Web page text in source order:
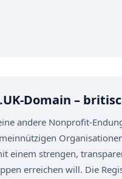
Domain –
andere Nonprofit-
einem strengen,
erreichen will. Die